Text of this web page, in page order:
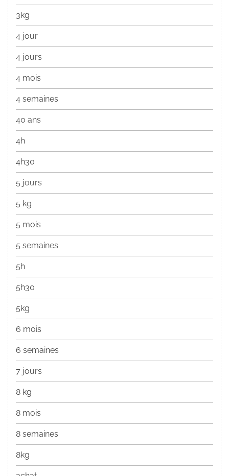
3kg
4 jour
4 jours
4 mois
4 semaines
40 ans
4h
4h30
5 jours
5 kg
5 mois
5 semaines
5h
5h30
5kg
6 mois
6 semaines
7 jours
8 kg
8 mois
8 semaines
8kg